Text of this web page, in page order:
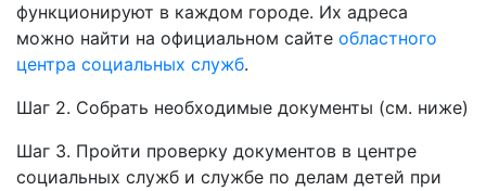
функционируют в каждом городе. Их адреса
можно найти на официальном сайте областного
центра социальных служб.
Шаг 2. Собрать необходимые документы (см. ниже)
Шаг 3. Пройти проверку документов в центре
социальных служб и службе по делам детей при